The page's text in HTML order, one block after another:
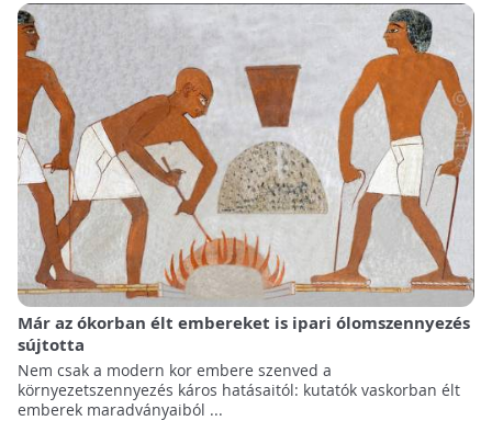
Már az ókorban élt embereket is ipari ólomszennyezés
sújtotta
Nem csak a modern kor embere szenved a
környezetszennyezés káros hatásaitól: kutatók vaskorban élt
emberek maradványaiból ...